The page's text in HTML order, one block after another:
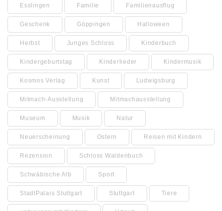
Esslingen Familie Familienausflug
Geschenk Göppingen Halloween
Herbst Junges Schloss Kinderbuch
Kindergeburtstag Kinderlieder Kindermusik
Kosmos Verlag Kunst Ludwigsburg
Mitmach-Ausstellung Mitmachausstellung
Museum Musik Natur
Neuerscheinung Ostern Reisen mit Kindern
Rezension Schloss Waldenbuch
Schwäbische Alb Sport
StadtPalais Stuttgart Stuttgart Tiere